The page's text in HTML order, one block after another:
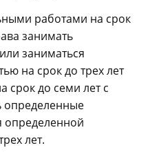
работами на срок
занимать
заниматься
на срок до трех лет
до семи лет с
определенные
определенной
лет.